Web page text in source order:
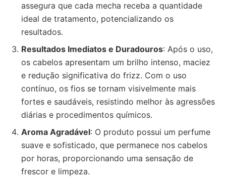
assegura que cada mecha receba a quantidade
ideal de tratamento, potencializando os
resultados.
Resultados Imediatos e Duradouros: Após o uso,
os cabelos apresentam um brilho intenso, maciez
e redução significativa do frizz. Com o uso
contínuo, os fios se tornam visivelmente mais
fortes e saudáveis, resistindo melhor às agressões
diárias e procedimentos químicos.
Aroma Agradável: O produto possui um perfume
suave e sofisticado, que permanece nos cabelos
por horas, proporcionando uma sensação de
frescor e limpeza.